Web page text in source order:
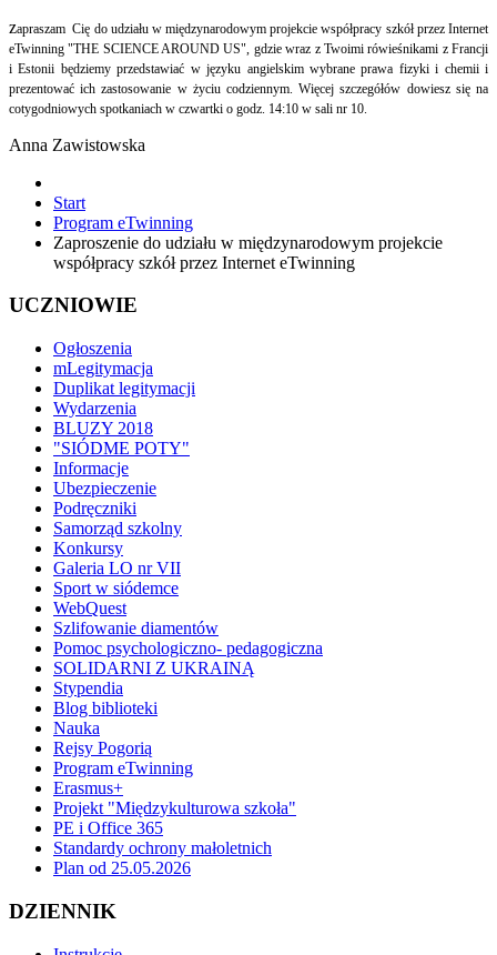
zapraszam Cię do udziału w międzynarodowym projekcie współpracy szkół przez Internet
eTwinning "THE SCIENCE AROUND US", gdzie wraz z Twoimi rówieśnikami z Francji
i Estonii będziemy przedstawiać w języku angielskim wybrane prawa fizyki i chemii i
prezentować ich zastosowanie w życiu codziennym. Więcej szczegółów dowiesz się na
cotygodniowych spotkaniach w czwartki o godz. 14:10 w sali nr 10.
Anna Zawistowska
Start
Program eTwinning
Zaproszenie do udziału w międzynarodowym projekcie
współpracy szkół przez Internet eTwinning
UCZNIOWIE
Ogłoszenia
mLegitymacja
Duplikat legitymacji
Wydarzenia
BLUZY 2018
"SIÓDME POTY"
Informacje
Ubezpieczenie
Podręczniki
Samorząd szkolny
Konkursy
Galeria LO nr VII
Sport w siódemce
WebQuest
Szlifowanie diamentów
Pomoc psychologiczno- pedagogiczna
SOLIDARNI Z UKRAINĄ
Stypendia
Blog biblioteki
Nauka
Rejsy Pogorią
Program eTwinning
Erasmus+
Projekt "Międzykulturowa szkoła"
PE i Office 365
Standardy ochrony małoletnich
Plan od 25.05.2026
DZIENNIK